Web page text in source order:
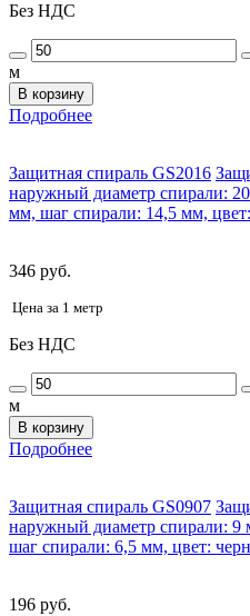
Без НДС
м
В корзину
Подробнее
Защитная спираль GS2016
наружный диаметр спирали:
мм, шаг спирали: 14,5 мм,
346 руб.
Цена за 1 метр
Без НДС
м
В корзину
Подробнее
Защитная спираль GS0907
наружный диаметр спирали: 9
шаг спирали: 6,5 мм, цвет:
196 руб.